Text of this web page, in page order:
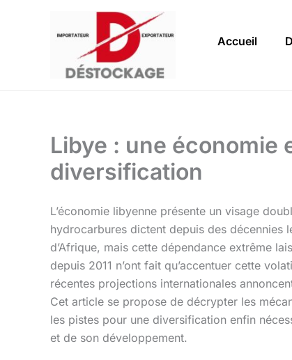
Accueil
Libye : une
diversification
L’économie libyenne présente un visage
hydrocarbures dictent depuis des décennies
d’Afrique, mais cette dépendance extrême
depuis 2011 n’ont fait qu’accentuer cette
récentes projections internationales
Cet article se propose de décrypter les
les pistes pour une diversification enfin
et de son développement.